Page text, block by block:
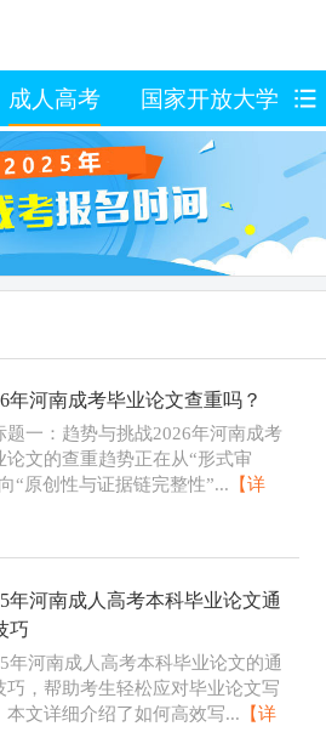
成人高考 国家开放大学
年河南成考毕业论文查重吗？
题一：趋势与挑战2026年河南成考
论文的查重趋势正在从“形式审
“原创性与证据链完整性”... 【详
年河南成人高考本科毕业论文通
巧
年河南成人高考本科毕业论文的通
巧，帮助考生轻松应对毕业论文写
本文详细介绍了如何高效写... 【详